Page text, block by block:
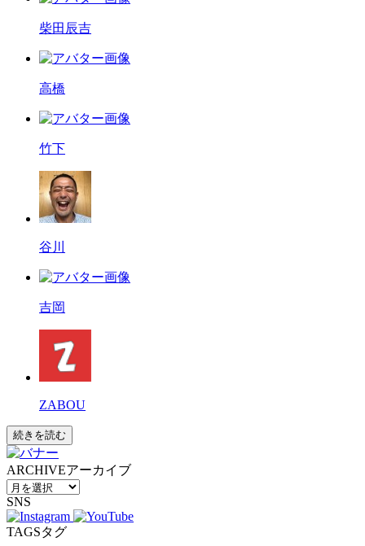
柴田辰吉
高橋
竹下
谷川
吉岡
ZABOU
続きを読む
ARCHIVEアーカイブ
SNS
TAGSタグ